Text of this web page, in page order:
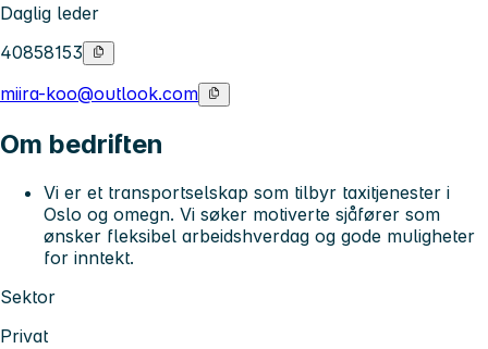
Daglig leder
40858153
miira-koo@outlook.com
Om bedriften
Vi er et transportselskap som tilbyr taxitjenester i
Oslo og omegn. Vi søker motiverte sjåfører som
ønsker fleksibel arbeidshverdag og gode muligheter
for inntekt.
Sektor
Privat